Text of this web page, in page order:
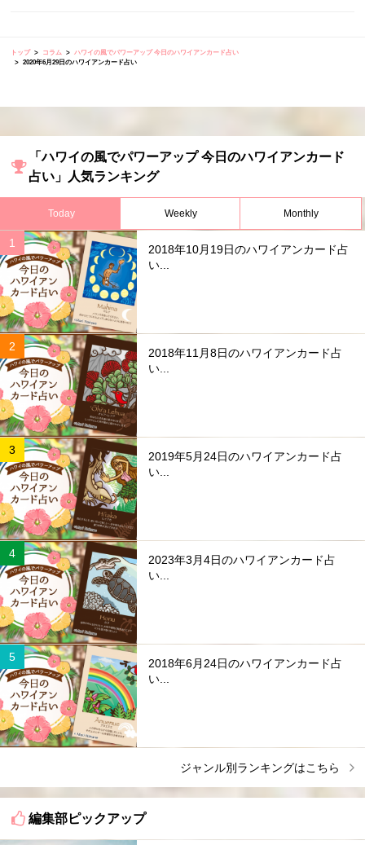
トップ コラム
ハワイの風でパワーアップ 今日のハワイアンカード占い
2020年6月29日のハワイアンカード占い
「ハワイの風でパワーアップ 今日のハワイアンカード
占い」人気ランキング
Today Weekly Monthly
2018年10月19日のハワイアンカード占
い...
2018年11月8日のハワイアンカード占
い...
2019年5月24日のハワイアンカード占
い...
2023年3月4日のハワイアンカード占
い...
2018年6月24日のハワイアンカード占
い...
ジャンル別ランキングはこちら
編集部ピックアップ